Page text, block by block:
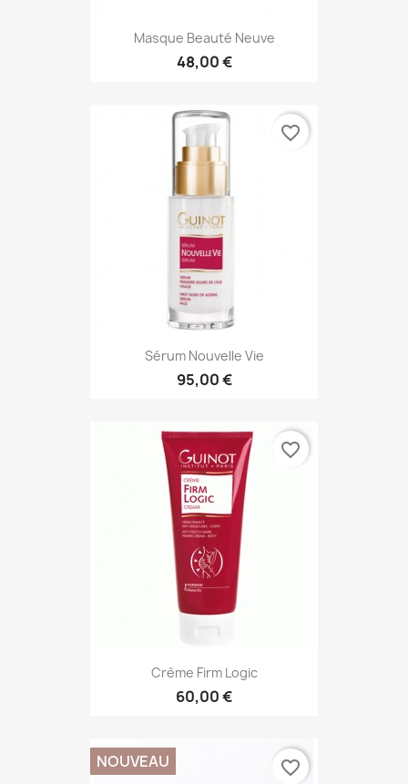
Masque Beauté Neuve
48,00 €
Sérum Nouvelle Vie
95,00 €
favorite_border
Crème Firm Logic
60,00 €
favorite_border
NOUVEAU favorite_border